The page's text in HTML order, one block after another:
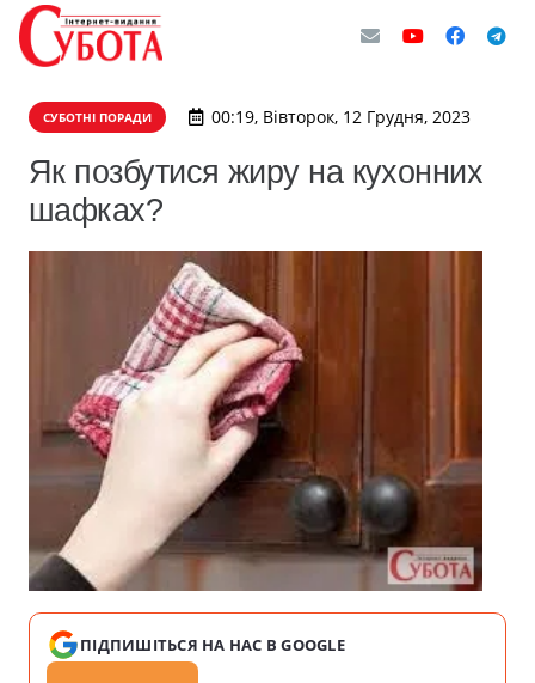
СУБОТНІ ПОРАДИ 00:19, Вівторок, 12 Грудня, 2023
Як позбутися жиру на кухонних
шафках?
ПІДПИШІТЬСЯ НА НАС В GOOGLE